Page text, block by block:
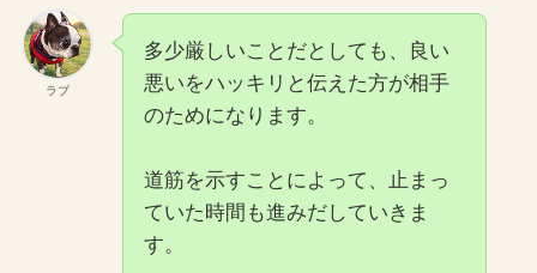
ラブ
多少厳しいことだとしても、良い
悪いをハッキリと伝えた方が相手
のためになります。
道筋を示すことによって、止まっ
ていた時間も進みだしていきま
す。